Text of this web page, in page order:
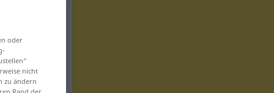
oder
nicht
zu ändern